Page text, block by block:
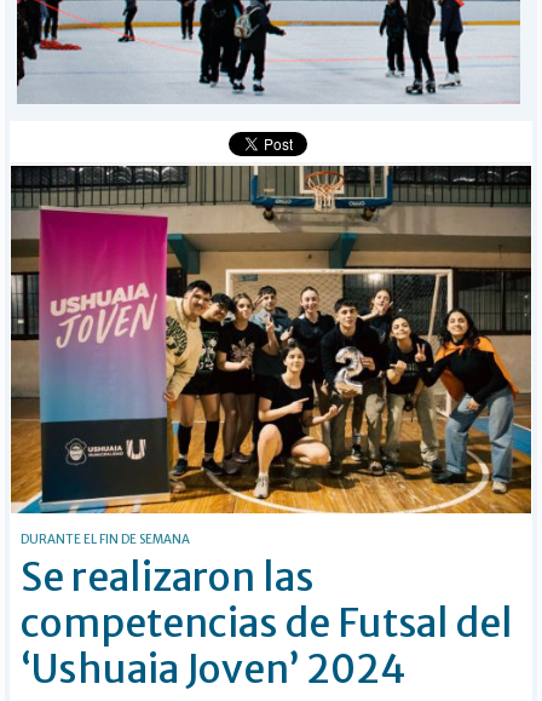
I-DIARIO
MÁS
BÚSQUEDA
DURANTE EL FIN DE SEMANA
Se realizaron las
competencias de Futsal del
‘Ushuaia Joven’ 2024